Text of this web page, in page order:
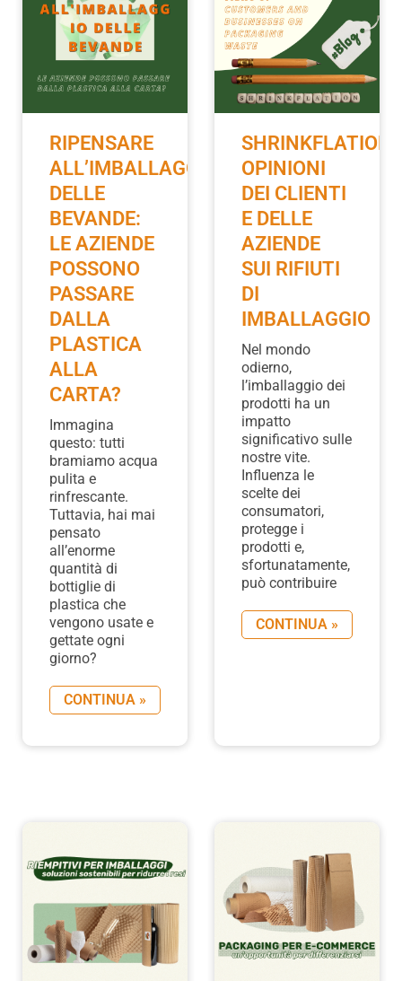
RIPENSARE
ALL’IMBALLAGGIO
DELLE
BEVANDE:
LE AZIENDE
POSSONO
PASSARE
DALLA
PLASTICA
ALLA
CARTA?
Immagina
questo: tutti
bramiamo acqua
pulita e
rinfrescante.
Tuttavia, hai mai
pensato
all’enorme
quantità di
bottiglie di
plastica che
vengono usate e
gettate ogni
giorno?
CONTINUA »
SHRINKFLATION:
OPINIONI
DEI CLIENTI
E DELLE
AZIENDE
SUI RIFIUTI
DI
IMBALLAGGIO
Nel mondo
odierno,
l’imballaggio dei
prodotti ha un
impatto
significativo sulle
nostre vite.
Influenza le
scelte dei
consumatori,
protegge i
prodotti e,
sfortunatamente,
può contribuire
CONTINUA »